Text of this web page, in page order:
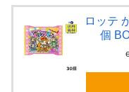
ロッテ
個